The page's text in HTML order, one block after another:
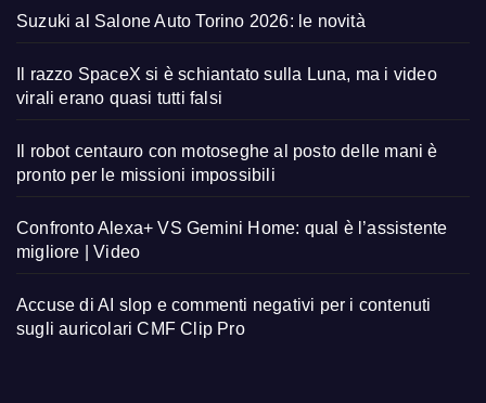
Suzuki al Salone Auto Torino 2026: le novità
Il razzo SpaceX si è schiantato sulla Luna, ma i video
virali erano quasi tutti falsi
Il robot centauro con motoseghe al posto delle mani è
pronto per le missioni impossibili
Confronto Alexa+ VS Gemini Home: qual è l’assistente
migliore | Video
Accuse di AI slop e commenti negativi per i contenuti
sugli auricolari CMF Clip Pro